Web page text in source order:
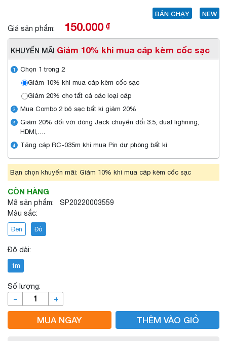
BÁN CHẠY
NEW
Giá sản phẩm:
150.000₫
KHUYẾN MÃI Giảm 10% khi mua cáp kèm cốc sạc
1
Chọn 1 trong 2
Giảm 10% khi mua cáp kèm cốc sạc
Giảm 20% cho tất cả các loại cáp
2 Mua Combo 2 bộ sạc bất kì giảm 20%
3
Giảm 20% đối với dòng Jack chuyển đổi 3.5, dual lighning,
HDMI,….
4 Tặng cáp RC-035m khi mua Pin dự phòng bất kì
Bạn chọn khuyến mãi: Giảm 10% khi mua cáp kèm cốc sạc
CÒN HÀNG
Mã sản phẩm: SP20220003559
Màu sắc:
Đen Đỏ
Độ dài:
1m
Số lượng:
– +
MUA NGAY THÊM VÀO GIỎ